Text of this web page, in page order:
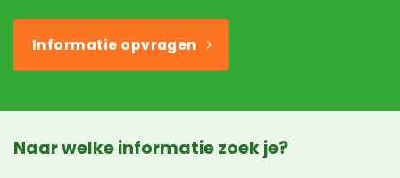
Informatie opvragen
Naar welke informatie zoek je?